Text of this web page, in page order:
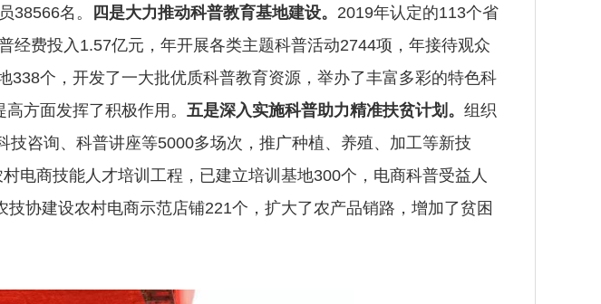
38566名。
四是大力推动科普教育基地建设。 2019年认定的113个省
费投入1.57亿元，年开展各类主题科普活动2744项，年接待观众
个，开发了一大批优质科普教育资源，举办了丰富多彩的特色科
方面发挥了积极作用。 五是深入实施科普助力精准扶贫计划。 组织
咨询、科普讲座等5000多场次，推广种植、养殖、加工等新技
电商技能人才培训工程，已建立培训基地300个，电商科普受益人
协建设农村电商示范店铺221个，扩大了农产品销路，增加了贫困